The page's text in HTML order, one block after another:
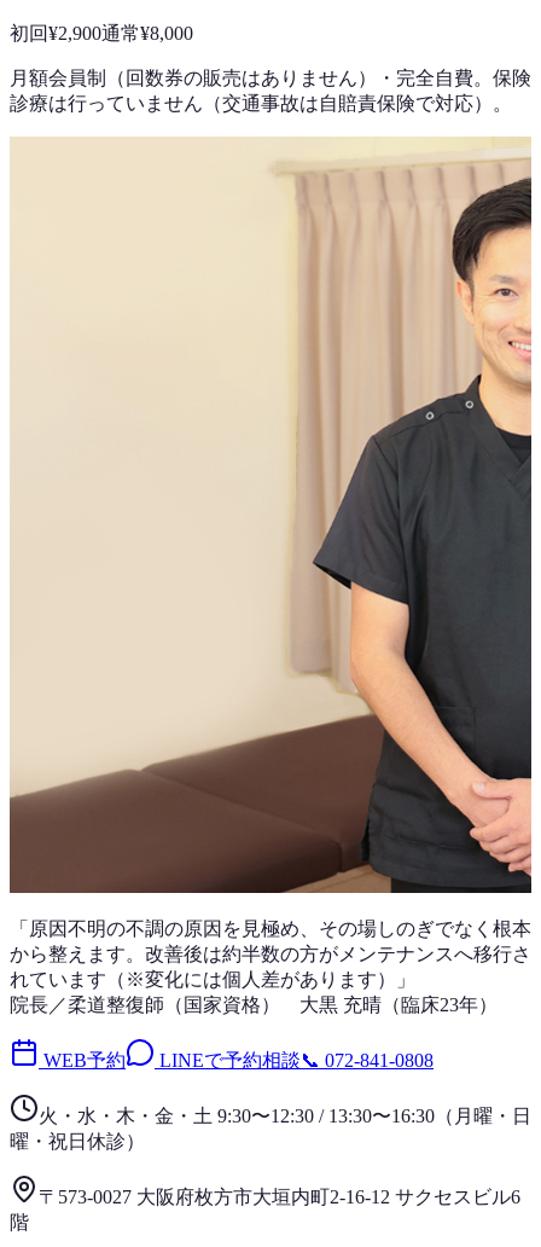
初回¥2,900通常¥8,000
月額会員制（回数券の販売はありません） ・ 完全自費。保険
診療は行っていません（交通事故は自賠責保険で対応）。
「 原因不明の不調の原因を見極め、その場しのぎでなく根本
から整えます。改善後は約半数の方がメンテナンスへ移行さ
れています（※変化には個人差があります）」
院長／柔道整復師（国家資格）
大黒 充晴 （臨床23年）
WEB予約 LINEで予約相談📞 072-841-0808
火・水・木・金・土 9:30〜12:30 / 13:30〜16:30 （ 月曜・日
曜・祝日 休診）
〒573-0027 大阪府枚方市大垣内町2-16-12 サクセスビル6
階